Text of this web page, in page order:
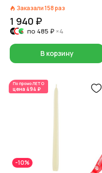
Заказали158раз
1 940 ₽
по 485 ₽ ×4
В корзину
По промоЛЕТО
цена 494 ₽
-10%